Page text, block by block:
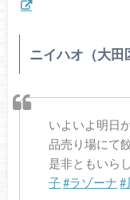
ニイハオ（大田
いよいよ明日
品売り場にて
是非ともいら
子#ラゾーナ #